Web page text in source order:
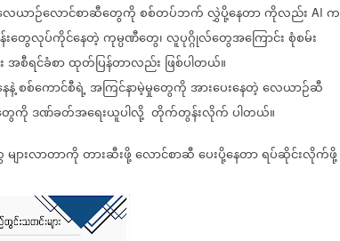
ေယာဉ်လောင်စာဆီတွေကိုစစ်တပ်ဘက်လွှဲပို့နေတာကိုလည်း AI က
န်းတွေလုပ်ကိုင်နေတဲ့ကုမ္ပဏီတွေ၊လူပုဂ္ဂိုလ်တွေအကြောင်းစုံစမ်း
အစီရင်ခံစာထုတ်ပြန်တာလည်း ဖြစ်ပါတယ်။
နဲ့စစ်ကောင်စီရဲ့အကြင်နာမဲ့မှုတွေကိုအားပေးနေတဲ့လေယာဉ်ဆီ
ေကိုဒဏ်ခတ်အရေးယူပါလို့ တိုက်တွန်းလိုက်ပါတယ်။
များလာတာကိုတားဆီးဖို့လောင်စာဆီပေးပို့နေတာရပ်ဆိုင်းလိုက်ဖို့